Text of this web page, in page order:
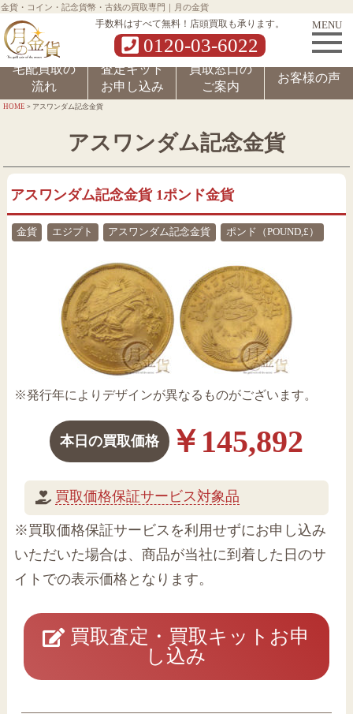
金貨・コイン・記念貨幣・古銭の買取専門｜月の金貨
手数料はすべて無料！店頭買取も承ります。
0120-03-6022
MENU
宅配買取の
流れ
査定キット
お申し込み
買取窓口の
ご案内
お客様の声
HOME > アスワンダム記念金貨
アスワンダム記念金貨
アスワンダム記念金貨 1ポンド金貨
金貨 エジプト アスワンダム記念金貨 ポンド（POUND,£）
※発行年によりデザインが異なるものがございます。
本日の買取価格 ￥145,892
買取価格保証サービス対象品
※買取価格保証サービスを利用せずにお申し込み
いただいた場合は、商品が当社に到着した日のサ
イトでの表示価格となります。
買取査定・買取キットお申
し込み